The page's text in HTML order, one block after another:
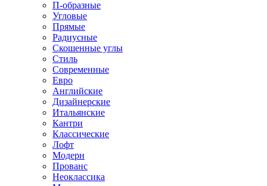
П-образные
Угловые
Прямые
Радиусные
Скошенные углы
Стиль
Современные
Евро
Английские
Дизайнерские
Итальянские
Кантри
Классические
Лофт
Модерн
Прованс
Неоклассика